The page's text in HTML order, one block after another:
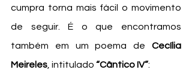
cumpra torna mais fácil o movimento
de seguir. É o que encontramos
também em um poema de Cecília
Meireles , intitulado “Cântico IV”: